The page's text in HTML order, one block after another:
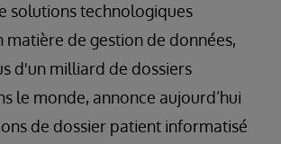
solutions technologiques
matière de gestion de données,
d'un milliard de dossiers
le monde, annonce aujourd’hui
de dossier patient informatisé